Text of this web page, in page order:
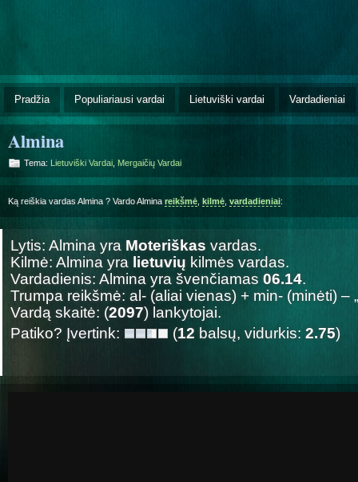
Pradžia Populiariausi vardai Lietuviški vardai Vardadieniai
Almina
Tema: Lietuviški Vardai Mergaičių Vardai
Ką reiškia vardas Almina ? Vardo Almina reikšmė kilmė vardadieniai:
Lytis: Almina yra Moteriškas vardas.
Kilmė: Almina yra lietuvių kilmės vardas.
Vardadienis: Almina yra švenčiamas 06.14.
Trumpa reikšmė: al- (aliai vienas) + min- (minėti) –
Vardą skaitė: (2097) lankytojai.
Patiko? Įvertink:
(12 balsų, vidurkis: 2.75)